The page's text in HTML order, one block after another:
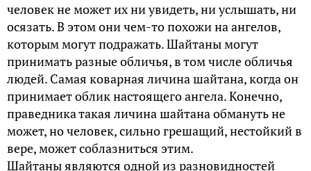
человек не может их ни увидеть, ни услышать, ни
осязать. В этом они чем-то похожи на ангелов,
которым могут подражать. Шайтаны могут
принимать разные обличья, в том числе обличья
людей. Самая коварная личина шайтана, когда он
принимает облик настоящего ангела. Конечно,
праведника такая личина шайтана обмануть не
может, но человек, сильно грешащий, нестойкий в
вере, может соблазниться этим.
Шайтаны являются одной из разновидностей